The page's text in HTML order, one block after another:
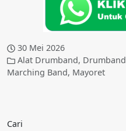
30 Mei 2026
Alat Drumband, Drumband
Marching Band, Mayoret
Cari